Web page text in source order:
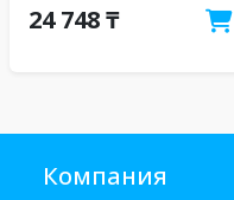
24 748 ₸
Компания